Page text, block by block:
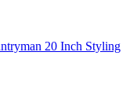
20 Inch Styling